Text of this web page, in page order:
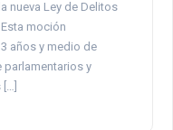
nueva Ley de Delitos
moción
años y medio de
parlamentarios y